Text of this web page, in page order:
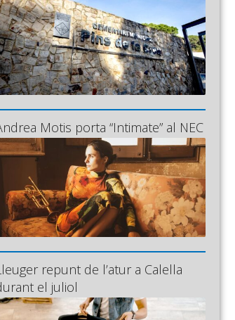
Motis porta “Intimate” al NEC
repunt de l’atur a Calella
el juliol